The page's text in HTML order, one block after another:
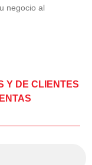
negocio al
Y DE CLIENTES